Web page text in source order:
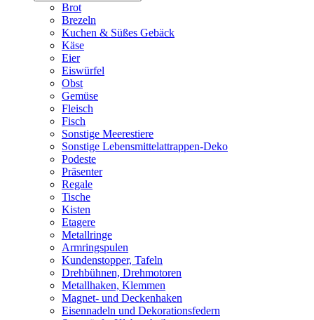
Brot
Brezeln
Kuchen & Süßes Gebäck
Käse
Eier
Eiswürfel
Obst
Gemüse
Fleisch
Fisch
Sonstige Meerestiere
Sonstige Lebensmittelattrappen-Deko
Podeste
Präsenter
Regale
Tische
Kisten
Etagere
Metallringe
Armringspulen
Kundenstopper, Tafeln
Drehbühnen, Drehmotoren
Metallhaken, Klemmen
Magnet- und Deckenhaken
Eisennadeln und Dekorationsfedern